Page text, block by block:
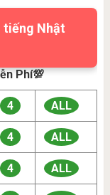
tiếng Nhật
Phí💯
4 ALL
4 ALL
4 ALL